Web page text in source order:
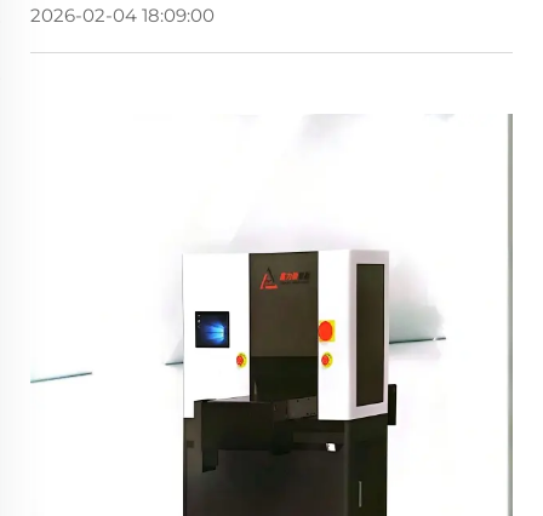
2026-02-04 18:09:00